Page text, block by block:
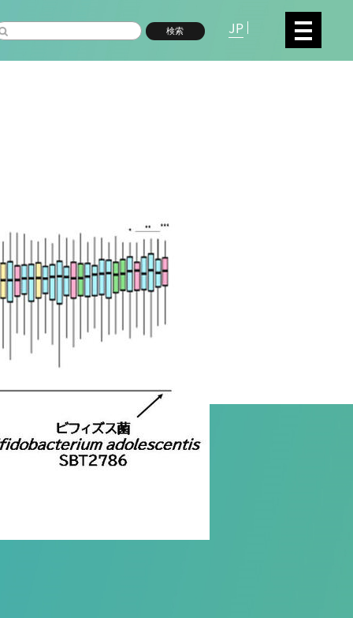
検索 JP
命分子研究所 (75) 環境学研究科 (66)
高等研究院 (26)
生物機能開発利用研究センタ